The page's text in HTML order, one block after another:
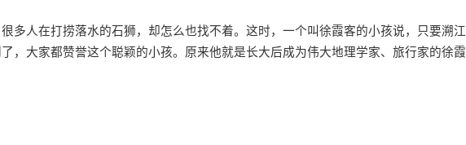
人在打捞落水的石狮，却怎么也找不着。这时，一个叫徐霞客的小孩说，只要溯江
，大家都赞誉这个聪颖的小孩。原来他就是长大后成为伟大地理学家、旅行家的徐霞